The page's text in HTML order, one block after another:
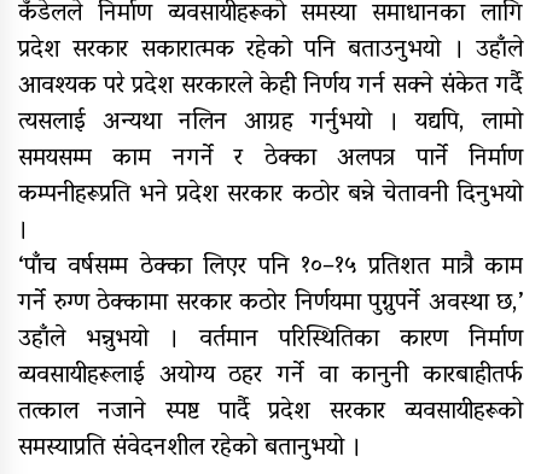
कँडेलले निर्माण व्यवसायीहरूको समस्या समाधानका लागि
प्रदेश सरकार सकारात्मक रहेको पनि बताउनुभयो । उहाँले
आवश्यक परे प्रदेश सरकारले केही निर्णय गर्न सक्ने संकेत गर्दै
त्यसलाई अन्यथा नलिन आग्रह गर्नुभयो । यद्यपि, लामो
समयसम्म काम नगर्ने र ठेक्का अलपत्र पार्ने निर्माण
कम्पनीहरूप्रति भने प्रदेश सरकार कठोर बन्ने चेतावनी दिनुभयो
।
‘पाँच वर्षसम्म ठेक्का लिएर पनि १०–१५ प्रतिशत मात्रै काम
गर्ने रुग्ण ठेक्कामा सरकार कठोर निर्णयमा पुग्नुपर्ने अवस्था छ,’
उहाँले भन्नुभयो । वर्तमान परिस्थितिका कारण निर्माण
व्यवसायीहरूलाई अयोग्य ठहर गर्ने वा कानुनी कारबाहीतर्फ
तत्काल नजाने स्पष्ट पार्दै प्रदेश सरकार व्यवसायीहरूको
समस्याप्रति संवेदनशील रहेको बतानुभयो ।